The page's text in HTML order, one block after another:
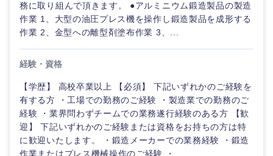
務に取り組んで頂きます。 ●アルミニウム鍛造製品の製造
作業 1、大型の油圧プレス機を操作し鍛造製品を成形する
作業 2、金型への離型剤塗布作業 3、...
経験・資格
【学歴】 高校卒業以上 【必須】 下記いずれかのご経験を
有する方 ・工場での勤務のご経験 ・製造業での勤務のご
経験 ・業界問わずチームでの業務遂行経験のある方 【歓
迎】 下記いずれかのご経験または資格をお持ちの方は特
に歓迎いたします。 ・鍛造メーカーでの業務経験 ・鍛造
作業またはプレス機械操作のご経験 ・...